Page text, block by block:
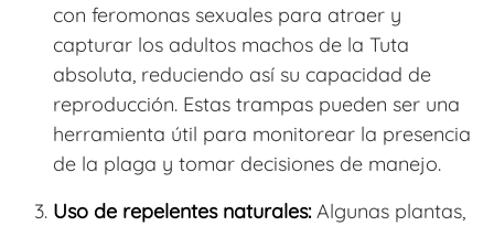
con feromonas sexuales para atraer y
capturar los adultos machos de la Tuta
absoluta, reduciendo así su capacidad de
reproducción. Estas trampas pueden ser una
herramienta útil para monitorear la presencia
de la plaga y tomar decisiones de manejo.
Uso de repelentes naturales:Algunas plantas,